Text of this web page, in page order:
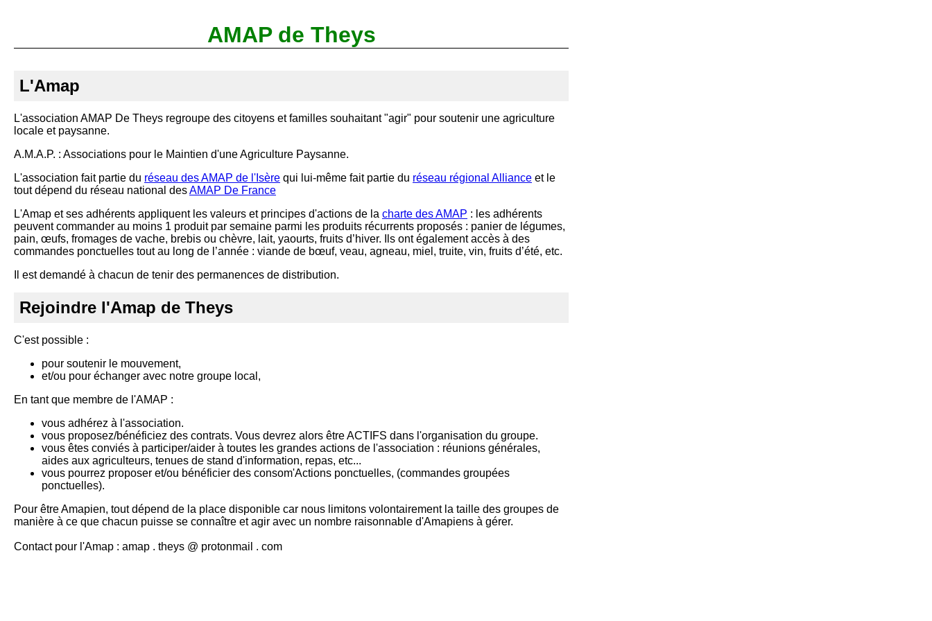
AMAP de Theys
L'Amap
L'association AMAP De Theys regroupe des citoyens et familles souhaitant "agir" pour soutenir une agriculture
locale et paysanne.
A.M.A.P. : Associations pour le Maintien d'une Agriculture Paysanne.
L'association fait partie du réseau des AMAP de l'Isère qui lui-même fait partie du réseau régional Alliance et le
tout dépend du réseau national desAMAP De France
L'Amap et ses adhérents appliquent les valeurs et principes d'actions de la charte des AMAP : les adhérents
peuvent commander au moins 1 produit par semaine parmi les produits récurrents proposés : panier de légumes,
pain, œufs, fromages de vache, brebis ou chèvre, lait, yaourts, fruits d’hiver. Ils ont également accès à des
commandes ponctuelles tout au long de l’année : viande de bœuf, veau, agneau, miel, truite, vin, fruits d’été, etc.
Il est demandé à chacun de tenir des permanences de distribution.
Rejoindre l'Amap de Theys
C'est possible :
pour soutenir le mouvement,
et/ou pour échanger avec notre groupe local,
En tant que membre de l'AMAP :
vous adhérez à l'association.
vous proposez/bénéficiez des contrats. Vous devrez alors être ACTIFS dans l'organisation du groupe.
vous êtes conviés à participer/aider à toutes les grandes actions de l'association : réunions générales,
aides aux agriculteurs, tenues de stand d'information, repas, etc...
vous pourrez proposer et/ou bénéficier des consom'Actions ponctuelles, (commandes groupées
ponctuelles).
Pour être Amapien, tout dépend de la place disponible car nous limitons volontairement la taille des groupes de
manière à ce que chacun puisse se connaître et agir avec un nombre raisonnable d'Amapiens à gérer.
Contact pour l'Amap : amap . theys @ protonmail . com